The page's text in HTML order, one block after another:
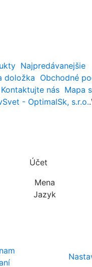
Najpredávanejšie
doložka Obchodné
Kontaktujte nás Mapa
- OptimalSk, s.r.o.
Účet
Mena
Jazyk